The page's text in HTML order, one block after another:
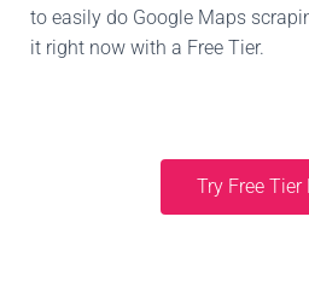
to easily do Google Maps
it right now with a Free Tier.
Try Free Tier